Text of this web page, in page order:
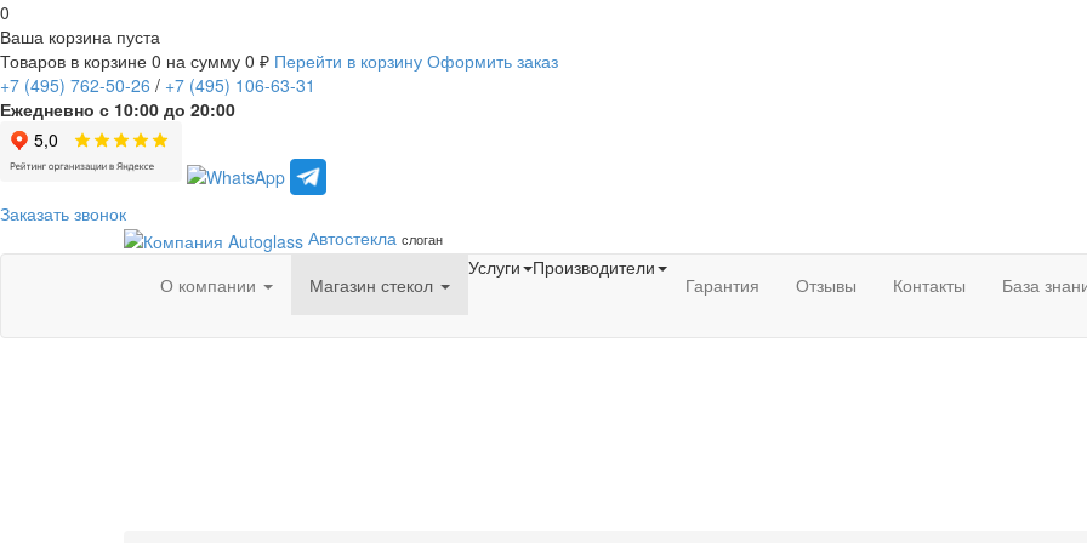
0
Ваша корзина пуста
Товаров в корзине 0 на сумму 0 ₽ Перейти в корзину Оформить заказ
+7 (495) 762-50-26 / +7 (495) 106-63-31
Ежедневно с 10:00 до 20:00
Заказать звонок
Автостекла слоган
О компании Магазин стекол
Услуги Производители
Гарантия Отзывы Контакты База